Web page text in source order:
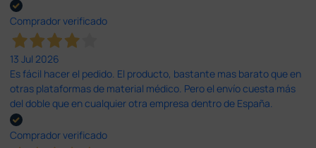
Comprador verificado
13 Jul 2026
Es fácil hacer el pedido. El producto, bastante mas barato que en
otras plataformas de material médico. Pero el envío cuesta más
del doble que en cualquier otra empresa dentro de España.
Comprador verificado